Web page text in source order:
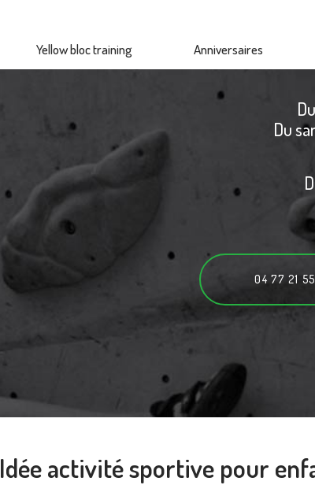
Yellow bloc training Anniversaires
Du
04 77 21
Idée activité sportive pour